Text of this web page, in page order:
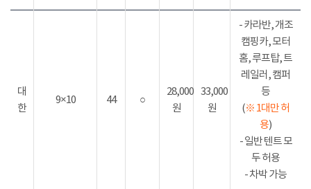
대
한
9×10 44 ○
28,000
원
33,000
원
- 카라반, 개조
캠핑카, 모터
홈, 루프탑, 트
레일러, 캠퍼
등
(※ 1대만 허
용)
- 일반 텐트 모
두 허용
- 차박 가능